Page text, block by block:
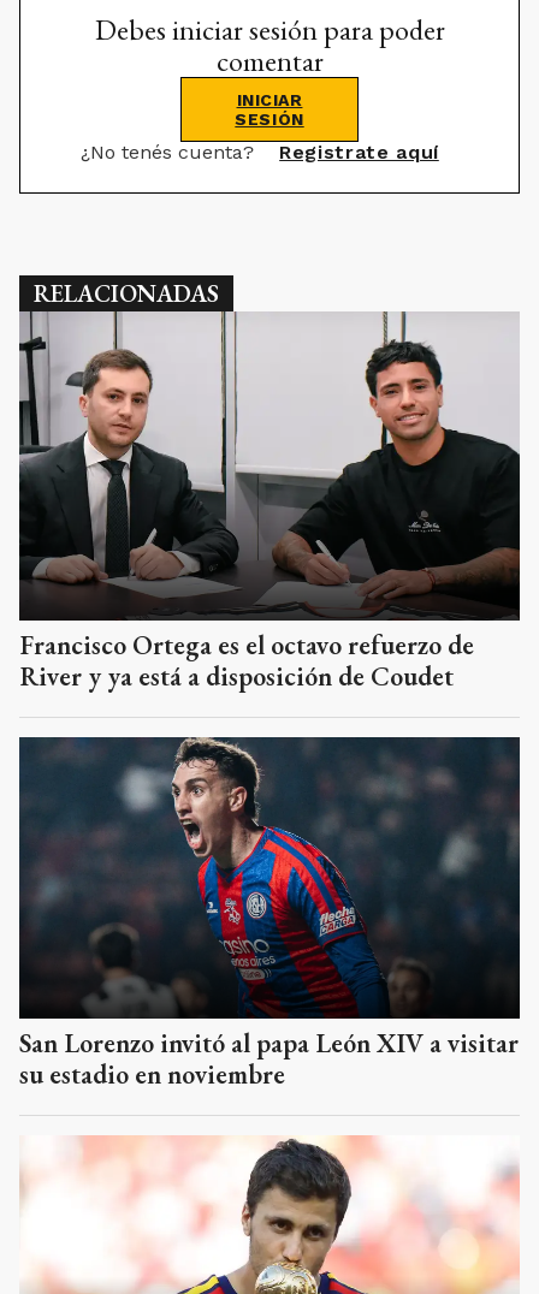
Debes iniciar sesión para poder
comentar
INICIAR
SESIÓN
¿No tenés cuenta? Registrate aquí
RELACIONADAS
Francisco Ortega es el octavo refuerzo de
River y ya está a disposición de Coudet
San Lorenzo invitó al papa León XIV a visitar
su estadio en noviembre